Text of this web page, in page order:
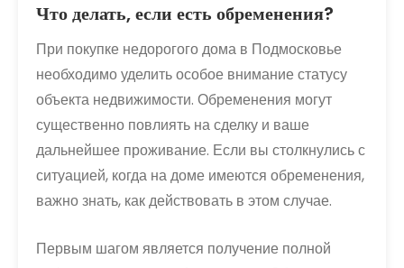
Что делать, если есть обременения?
При покупке недорогого дома в Подмосковье
необходимо уделить особое внимание статусу
объекта недвижимости. Обременения могут
существенно повлиять на сделку и ваше
дальнейшее проживание. Если вы столкнулись с
ситуацией, когда на доме имеются обременения,
важно знать, как действовать в этом случае.
Первым шагом является получение полной